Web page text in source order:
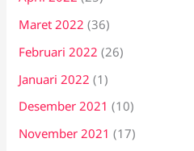
Maret 2022 (36)
Februari 2022 (26)
Januari 2022 (1)
Desember 2021 (10)
November 2021 (17)